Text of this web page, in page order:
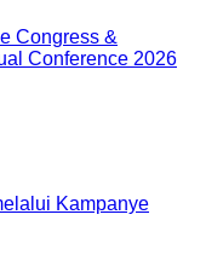
Congress &
Conference 2026
Kampanye